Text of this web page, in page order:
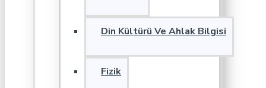
Din Kültürü Ve Ahlak Bilgisi
Fizik